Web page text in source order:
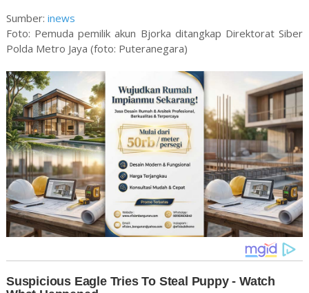
Sumber: inews
Foto: Pemuda pemilik akun Bjorka ditangkap Direktorat Siber
Polda Metro Jaya (foto: Puteranegara)